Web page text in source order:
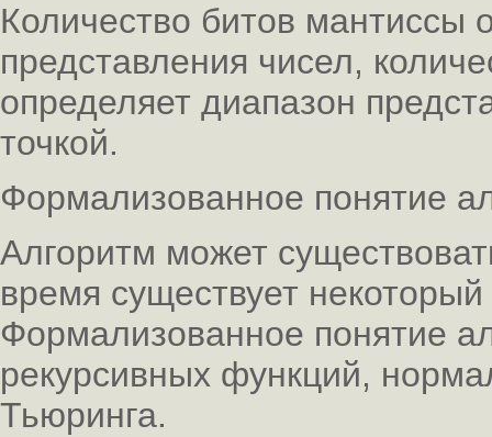
Количество битов мантиссы
представления чисел,
определяет диапазон
точкой.
Формализованное понятие
Алгоритм может
время существует
Формализованное понятие
рекурсивных функций,
Тьюринга.